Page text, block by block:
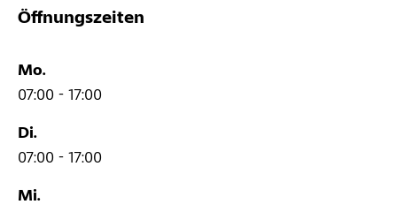
Öffnungszeiten
Mo.
07:00 - 17:00
Di.
07:00 - 17:00
Mi.